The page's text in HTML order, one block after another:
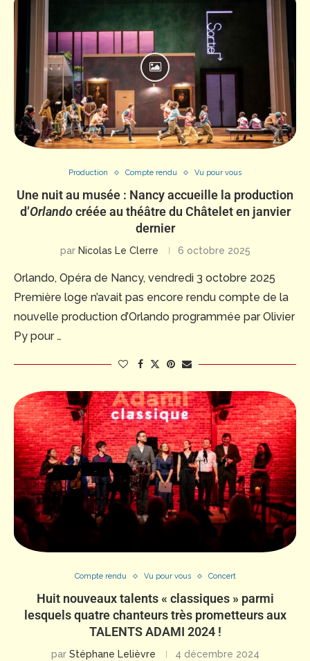
Production Compte rendu Vu pour vous
Une nuit au musée : Nancy accueille la production
d’Orlandocréée au théâtre du Châtelet en janvier
dernier
par Nicolas Le Clerre 6 octobre 2025
Orlando, Opéra de Nancy, vendredi 3 octobre 2025
Première loge n’avait pas encore rendu compte de la
nouvelle production d’Orlando programmée par Olivier
Py pour …
Compte rendu Vu pour vous Concert
Huit nouveaux talents « classiques » parmi
lesquels quatre chanteurs très prometteurs aux
TALENTS ADAMI 2024 !
par Stéphane Lelièvre 4 décembre 2024